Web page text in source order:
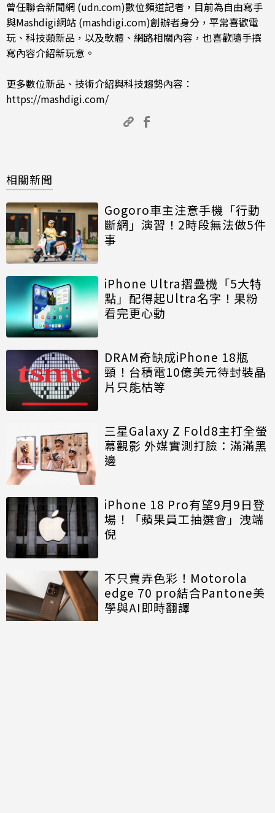
曾任聯合新聞網 (udn.com)數位頻道記者，目前為自由寫手
與Mashdigi網站 (mashdigi.com)創辦者身分，平常喜歡電
玩、科技類新品，以及軟體、網路相關內容，也喜歡隨手撰
寫內容介紹新玩意。
更多數位新品、技術介紹與科技趨勢內容：
https://mashdigi.com/
相關新聞
Gogoro車主注意手機「行動
斷網」演習！2時段無法做5件
事
iPhone Ultra摺疊機「5大特
點」配得起Ultra名字！果粉
看完更心動
DRAM奇缺成iPhone 18瓶
頸！台積電10億美元待封裝晶
片只能枯等
三星Galaxy Z Fold8主打全螢
幕觀影 外媒實測打臉：滿滿黑
邊
iPhone 18 Pro有望9月9日登
場！「蘋果員工抽選會」洩端
倪
不只賣弄色彩！Motorola
edge 70 pro結合Pantone美
學與AI即時翻譯